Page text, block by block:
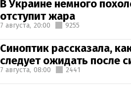
В Украине немного
отступит жара
7 августа, 20:00 9255
Синоптик рассказала,
следует ожидать после
7 августа, 08:00 2441